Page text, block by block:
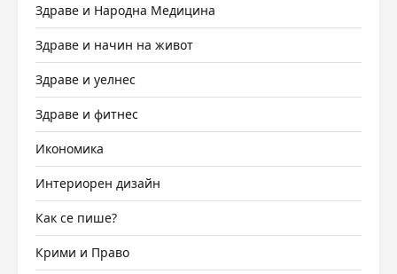
Здраве и Народна Медицина
Здраве и начин на живот
Здраве и уелнес
Здраве и фитнес
Икономика
Интериорен дизайн
Как се пише?
Крими и Право